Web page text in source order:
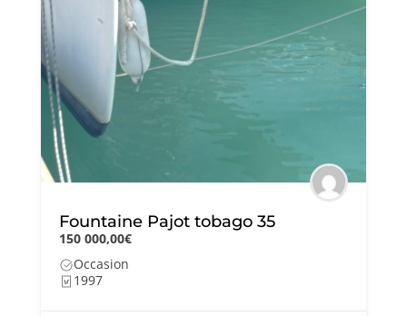
Fountaine Pajot tobago 35
150 000,00€
Occasion
1997